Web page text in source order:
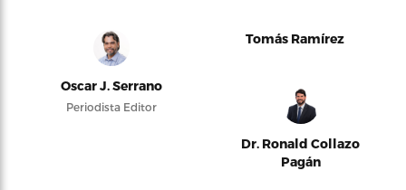
Oscar J. Serrano
Periodista Editor
Tomás Ramírez
Dr. Ronald Collazo
Pagán